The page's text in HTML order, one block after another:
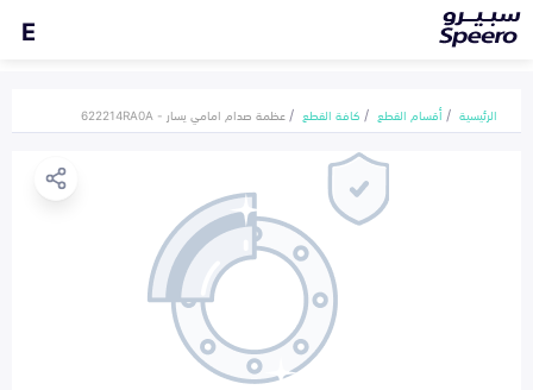
E
الرئيسية أقسام القطع كافة القطع عظمة صدام امامي يسار - 622214RA0A